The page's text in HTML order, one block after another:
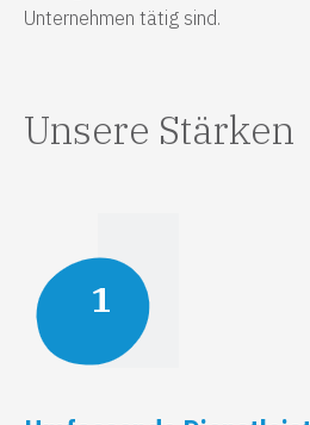
Unternehmen tätig sind.
Unsere Stärken
1